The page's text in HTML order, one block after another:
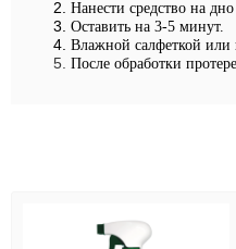
Нанести средство на
Оставить на 3-5 минут.
Влажной салфеткой или
После обработки